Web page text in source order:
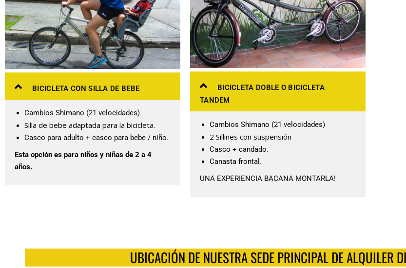
BICICLETA CON SILLA DE BEBE
Cambios Shimano (21 velocidades)
Silla de bebe adaptada para la bicicleta.
Casco para adulto + casco para bebe / niño.
Esta opción es para niños y niñas de 2 a 4
años.
BICICLETA DOBLE O BICICLETA
TANDEM
Cambios Shimano (21 velocidades)
2 Sillines con suspensión
Casco + candado.
Canasta frontal.
UNA EXPERIENCIA BACANA MONTARLA!
UBICACIÓN DE NUESTRA SEDE PRINCIPAL DE ALQUILER